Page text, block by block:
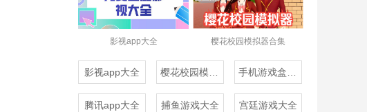
影视app大全 樱花校园模拟器合集
影视app大全
腾讯app大全 捕鱼游戏大全 宫廷游戏大全